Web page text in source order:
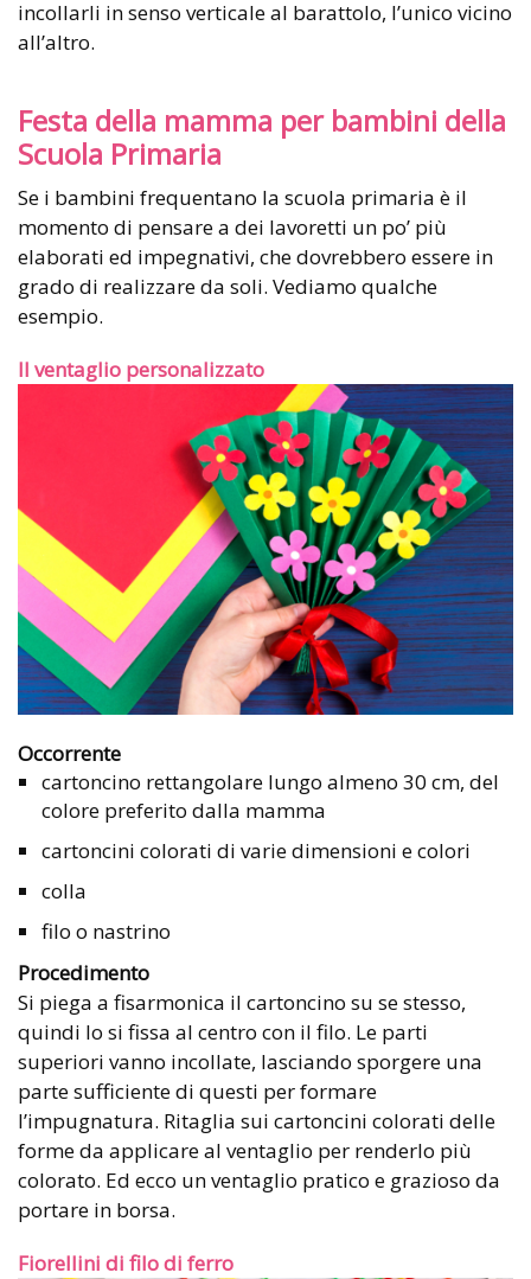
incollarli in senso verticale al barattolo, l’unico vicino
all’altro.
Festa della mamma per bambini della
Scuola Primaria
Se i bambini frequentano la scuola primaria è il
momento di pensare a dei lavoretti un po’ più
elaborati ed impegnativi, che dovrebbero essere in
grado di realizzare da soli. Vediamo qualche
esempio.
Il ventaglio personalizzato
Occorrente
cartoncino rettangolare lungo almeno 30 cm, del
colore preferito dalla mamma
cartoncini colorati di varie dimensioni e colori
colla
filo o nastrino
Procedimento
Si piega a fisarmonica il cartoncino su se stesso,
quindi lo si fissa al centro con il filo. Le parti
superiori vanno incollate, lasciando sporgere una
parte sufficiente di questi per formare
l’impugnatura. Ritaglia sui cartoncini colorati delle
forme da applicare al ventaglio per renderlo più
colorato. Ed ecco un ventaglio pratico e grazioso da
portare in borsa.
Fiorellini di filo di ferro